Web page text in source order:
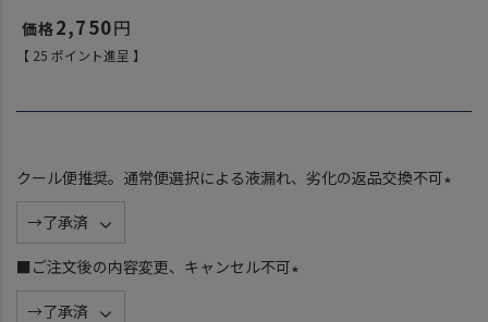
2,750
【 25 ポイント進呈 】
クール便推奨。通常便選択による液漏れ、劣化の返品交換不可
■ご注文後の内容変更、キャンセル不可